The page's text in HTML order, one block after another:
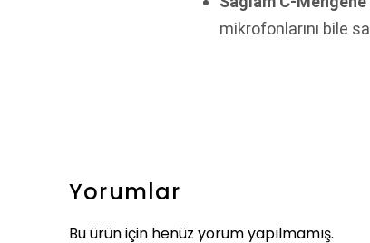
mikrofonlarını bile
Yorumlar
Bu ürün için henüz yorum yapılmamış.